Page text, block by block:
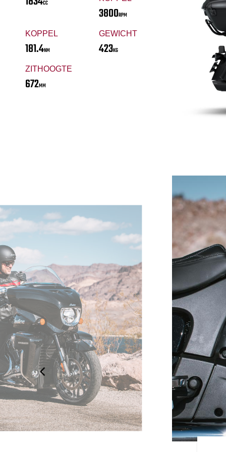
CC
3800RPM
KOPPEL
181.4NM
GEWICHT
423KG
ZITHOOGTE
672MM